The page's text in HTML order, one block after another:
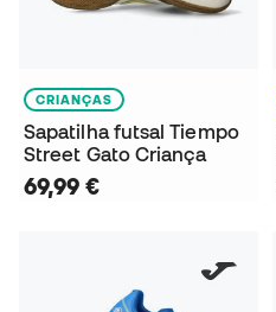
CRIANÇAS
Sapatilha futsal Tiempo
Street Gato Criança
69,99 €